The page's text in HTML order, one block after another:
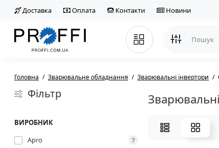
Доставка Оплата Контакти Новини
Головна Зварювальне обладнання Зварювальні інвертори
Фільтр
ВИРОБНИК
Apro
7